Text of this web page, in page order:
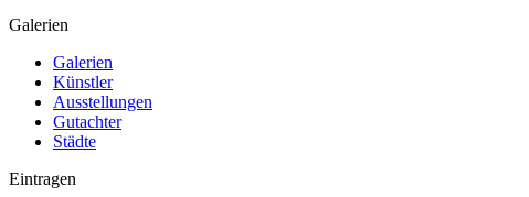
Galerien
Galerien
Künstler
Ausstellungen
Gutachter
Städte
Eintragen